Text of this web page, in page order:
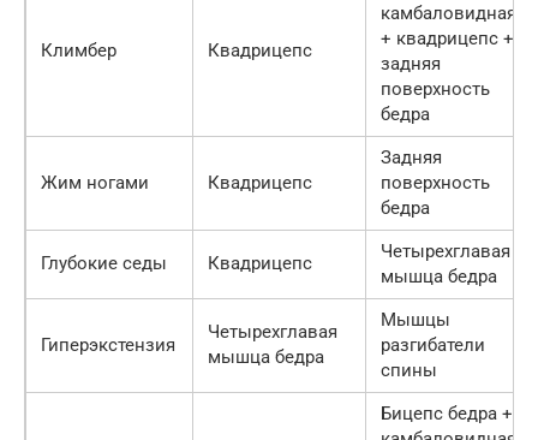
Климбер Квадрицепс
камбаловидная
+ квадрицепс +
задняя
поверхность
бедра
Жим ногами Квадрицепс
Задняя
поверхность
бедра
Глубокие седы Квадрицепс
Четырехглавая
мышца бедра
Гиперэкстензия
Четырехглавая
мышца бедра
Мышцы
разгибатели
спины
Бицепс бедра +